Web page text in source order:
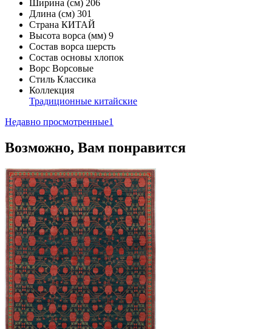
Ширина (см) 206
Длина (см) 301
Страна КИТАЙ
Высота ворса (мм) 9
Состав ворса шерсть
Состав основы хлопок
Ворс Ворсовые
Стиль Классика
Коллекция
Традиционные китайские
Недавно просмотренные1
Возможно, Вам понравится